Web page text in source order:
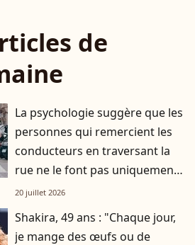
de
La psychologie suggère que les
personnes qui remercient les
conducteurs en traversant la
rue ne le font pas uniquement
par gratitude
20 juillet 2026
Shakira, 49 ans : "Chaque jour,
je mange des œufs ou de